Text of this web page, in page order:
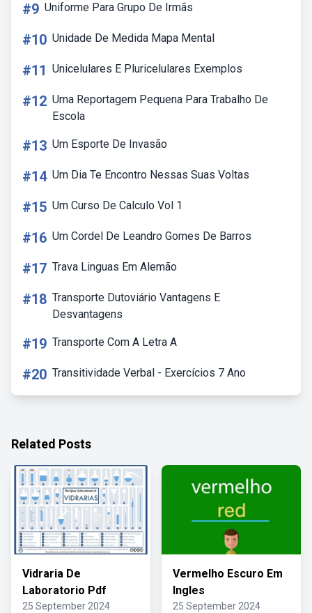
#9 Uniforme Para Grupo De Irmãs
#10 Unidade De Medida Mapa Mental
#11 Unicelulares E Pluricelulares Exemplos
#12 Uma Reportagem Pequena Para Trabalho De
Escola
#13 Um Esporte De Invasão
#14 Um Dia Te Encontro Nessas Suas Voltas
#15 Um Curso De Calculo Vol 1
#16 Um Cordel De Leandro Gomes De Barros
#17 Trava Linguas Em Alemão
#18 Transporte Dutoviário Vantagens E
Desvantagens
#19 Transporte Com A Letra A
#20 Transitividade Verbal - Exercícios 7 Ano
Related Posts
Vidraria De
Laboratorio Pdf
25 September 2024
Vermelho Escuro Em
Ingles
25 September 2024